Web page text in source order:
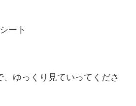
ート
、ゆっくり見ていってくださ